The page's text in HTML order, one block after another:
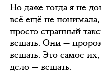
Но даже тогда я не
всё ещё не понимала,
просто странный
вещать. Они —
вещать. Это самое
дело — вещать.